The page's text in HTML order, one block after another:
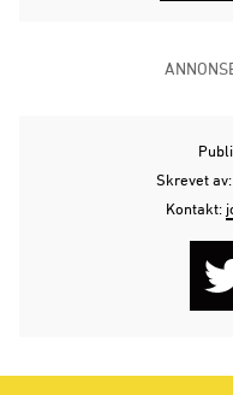
Skrevet
Kontakt: